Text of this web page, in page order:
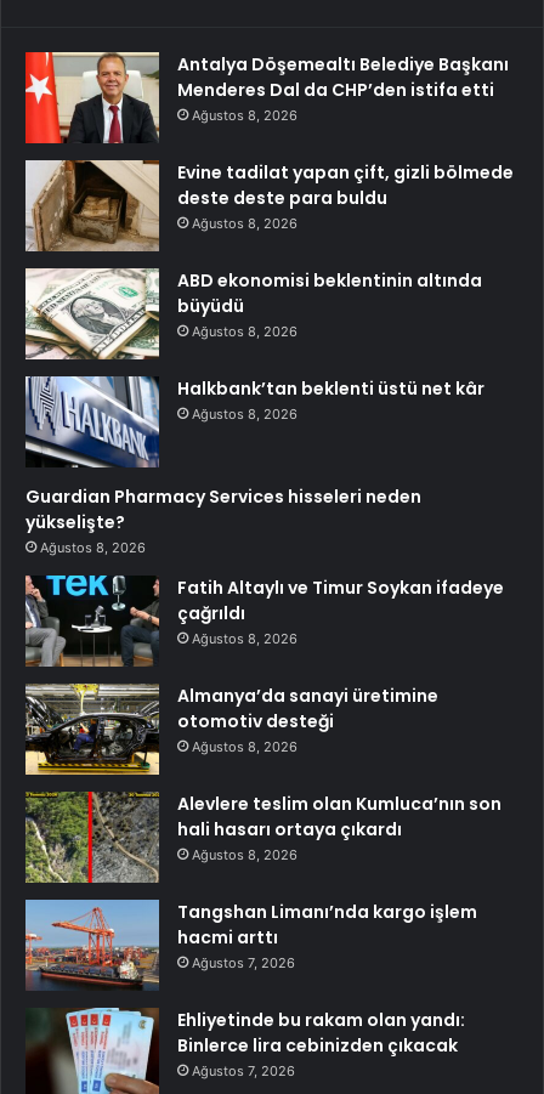
Antalya Döşemealtı Belediye Başkanı
Menderes Dal da CHP’den istifa etti
Ağustos 8, 2026
Evine tadilat yapan çift, gizli bölmede
deste deste para buldu
Ağustos 8, 2026
ABD ekonomisi beklentinin altında
büyüdü
Ağustos 8, 2026
Halkbank’tan beklenti üstü net kâr
Ağustos 8, 2026
Guardian Pharmacy Services hisseleri neden
yükselişte?
Ağustos 8, 2026
Fatih Altaylı ve Timur Soykan ifadeye
çağrıldı
Ağustos 8, 2026
Almanya’da sanayi üretimine
otomotiv desteği
Ağustos 8, 2026
Alevlere teslim olan Kumluca’nın son
hali hasarı ortaya çıkardı
Ağustos 8, 2026
Tangshan Limanı’nda kargo işlem
hacmi arttı
Ağustos 7, 2026
Ehliyetinde bu rakam olan yandı:
Binlerce lira cebinizden çıkacak
Ağustos 7, 2026